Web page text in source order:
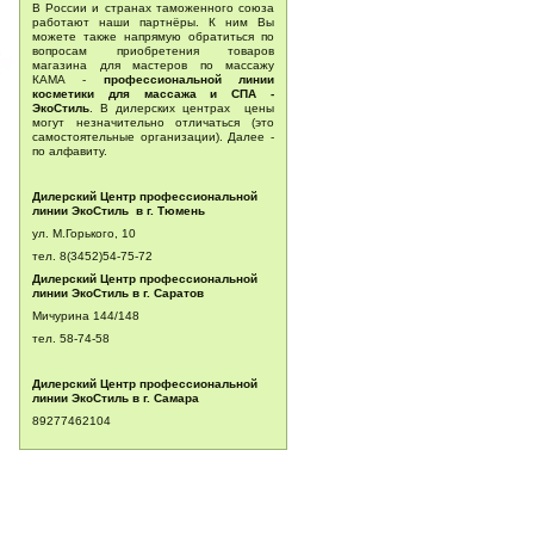
В России и странах таможенного союза
работают наши партнёры. К ним Вы
можете также напрямую обратиться по
вопросам приобретения товаров
магазина для мастеров по массажу
КАМА - профессиональной линии
косметики для массажа и СПА -
ЭкоСтиль . В дилерских центрах цены
могут незначительно отличаться (это
самостоятельные организации). Далее -
по алфавиту.
Дилерский Центр профессиональной
линии ЭкоСтиль в г. Тюмень
ул. М.Горького, 10
тел. 8(3452)54-75-72
Дилерский Центр профессиональной
линии ЭкоСтиль в г. Саратов
Мичурина 144/148
тел. 58-74-58
Дилерский Центр профессиональной
линии ЭкоСтиль в г. Самара
89277462104